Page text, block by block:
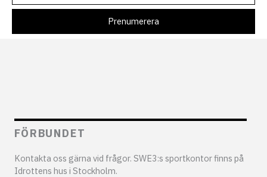
FÖRBUNDET
Kontakta oss gärna vid frågor. SWE3:s sportkontor finns på
Idrottens hus i Stockholm.